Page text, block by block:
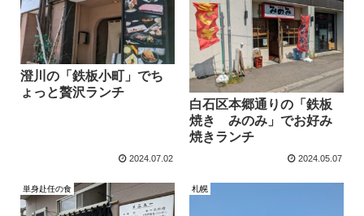
澄川の「鉄板小町」でち
ょっと贅沢ランチ
2024.07.02
白石区本郷通りの「鉄板
焼き みのみ」でお好み
焼きランチ
2024.05.07
単身赴任の食 札幌